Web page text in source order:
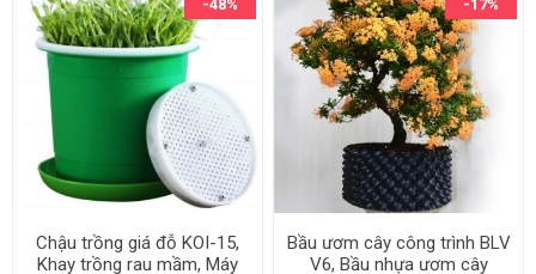
-48%
Chậu trồng giá đỗ KOI-15,
Khay trồng rau mầm, Máy
-17%
Bầu ươm cây công trình BLV
V6, Bầu nhựa ươm cây